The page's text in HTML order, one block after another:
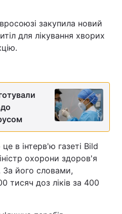
закупила новий
для лікування хворих
в інтерв'ю газеті Bild
охорони здоров'я
його словами,
тисяч доз ліків за 400